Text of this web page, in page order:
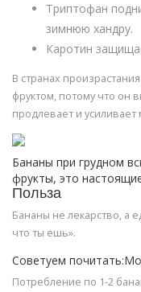
Триптофан
зимнюю хандру.
Каротин
В странах
фруктом, потому что он
продлевает и
Бананы при грудном
фрукты, это
Польза
Бананы не лекарство, а
что ты ешь».
Советуем
Потребление по 1-2